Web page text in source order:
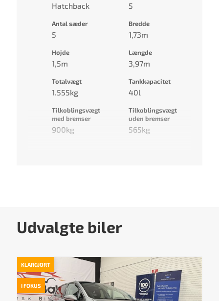
Hatchback 5
Antal sæder
5
Bredde
1,73m
Højde
1,5m
Længde
3,97m
Totalvægt
1.555kg
Tankkapacitet
40l
Tilkoblingsvægt
med bremser
900kg
Tilkoblingsvægt
uden bremser
565kg
Udvalgte biler
KLARGJORT
I FOKUS